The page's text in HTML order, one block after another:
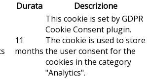
Durata Descrizione
11
months
This cookie is set by GDPR
Cookie Consent plugin.
The cookie is used to store
the user consent for the
cookies in the category
"Analytics".